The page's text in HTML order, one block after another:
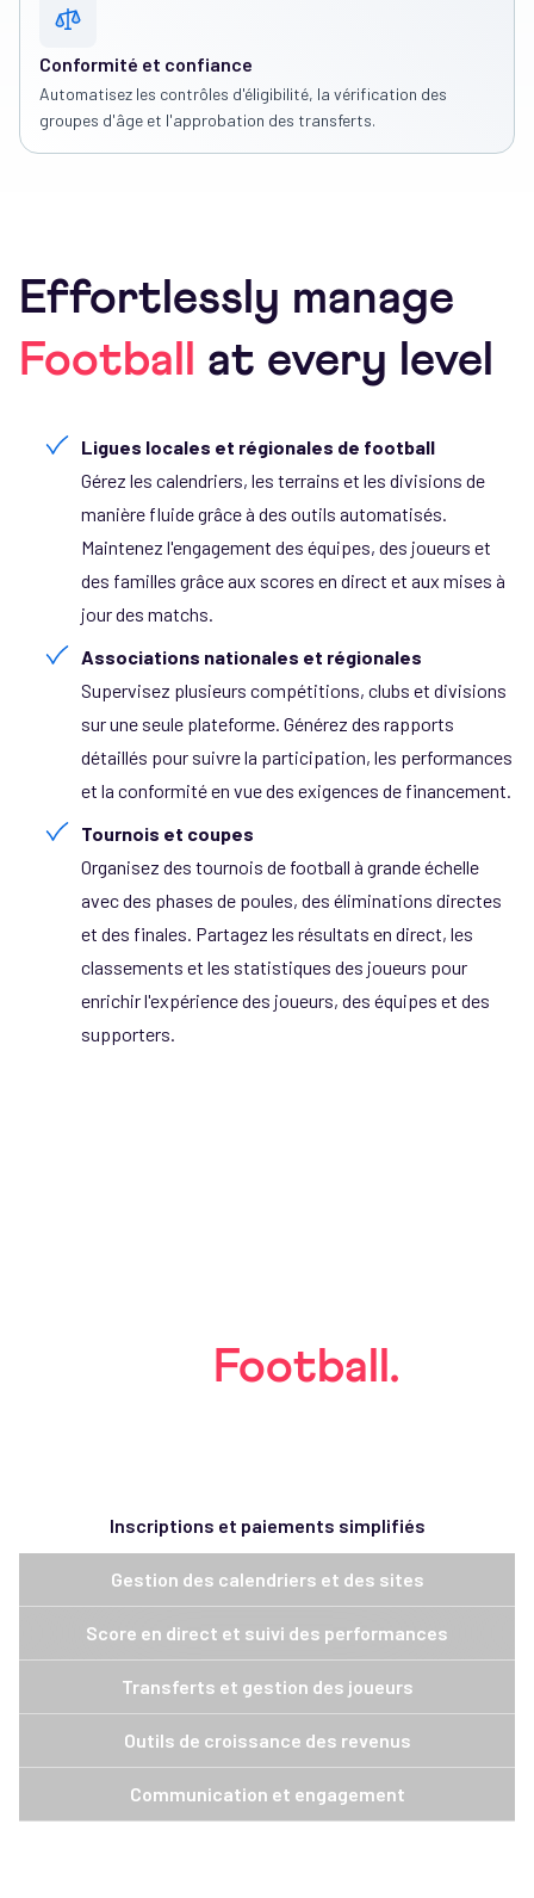
Conformité et confiance
Automatisez les contrôles d'éligibilité, la vérification des
groupes d'âge et l'approbation des transferts.
Effortlessly manage
Football at every level
Ligues locales et régionales de football
Gérez les calendriers, les terrains et les divisions de
manière fluide grâce à des outils automatisés.
Maintenez l'engagement des équipes, des joueurs et
des familles grâce aux scores en direct et aux mises à
jour des matchs.
Associations nationales et régionales
Supervisez plusieurs compétitions, clubs et divisions
sur une seule plateforme. Générez des rapports
détaillés pour suivre la participation, les performances
et la conformité en vue des exigences de financement.
Tournois et coupes
Organisez des tournois de football à grande échelle
avec des phases de poules, des éliminations directes
et des finales. Partagez les résultats en direct, les
classements et les statistiques des joueurs pour
enrichir l'expérience des joueurs, des équipes et des
supporters.
Football.
Inscriptions et paiements simplifiés
Gestion des calendriers et des sites
Score en direct et suivi des performances
Transferts et gestion des joueurs
Outils de croissance des revenus
Communication et engagement